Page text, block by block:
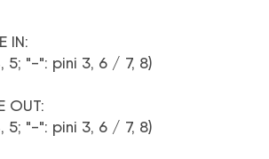
IN:
5; "-": pini 3, 6 / 7, 8)
OUT:
5; "-": pini 3, 6 / 7, 8)